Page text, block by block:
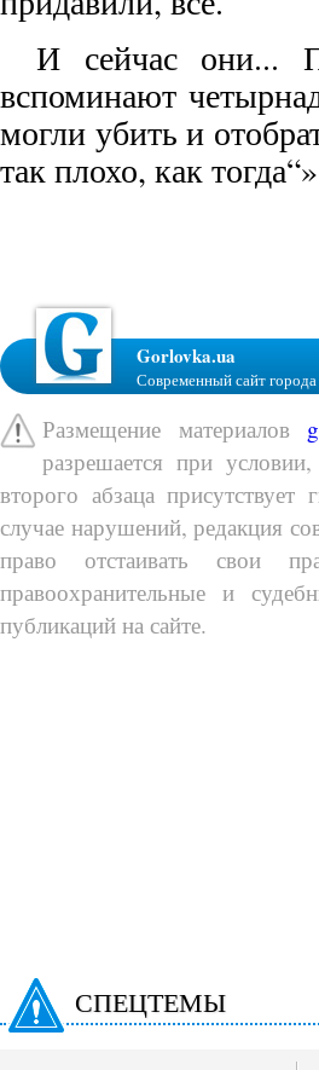
И сейчас они...
вспоминают
могли убить и
так плохо, как
Gorlovka.ua
Современный сайт
Размещение материалов
разрешается при
второго абзаца
случае нарушений, редакция
право отстаивать свои
правоохранительные и
публикаций на сайте.
СПЕЦТЕМЫ